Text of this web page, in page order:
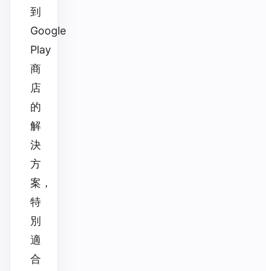
到
Google
Play
商
店
的
解
決
方
案，
特
別
適
合